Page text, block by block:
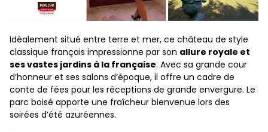
Idéalement situé entre terre et mer, ce château de style
classique français impressionne par son allure royale et
ses vastes jardins à la française. Avec sa grande cour
d’honneur et ses salons d’époque, il offre un cadre de
conte de fées pour les réceptions de grande envergure. Le
parc boisé apporte une fraîcheur bienvenue lors des
soirées d’été azuréennes.